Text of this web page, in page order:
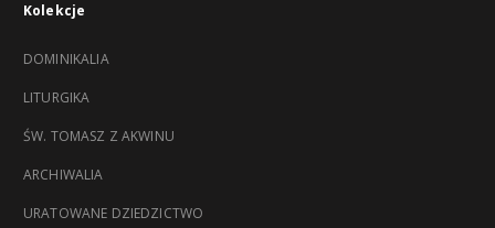
Kolekcje
DOMINIKALIA
LITURGIKA
ŚW. TOMASZ Z AKWINU
ARCHIWALIA
URATOWANE DZIEDZICTWO